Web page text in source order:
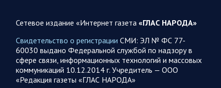
397 украинских БПЛА сбито ПВО ночью над 15 субъектами
Белгородской, Брянской, Воронежской, Курской, Липецкой,
Орловской,…
08.08.2026 09:45
Саратовская область
Сетевое издание «Интернет газета «ГЛАС НАРОДА»
Свидетельство о регистрации СМИ: ЭЛ № ФС 77-
60030 выдано Федеральной службой по надзору в
сфере связи, информационных технологий и массовых
коммуникаций 10.12.2014 г. Учредитель — ООО
«Редакция газеты «ГЛАС НАРОДА»